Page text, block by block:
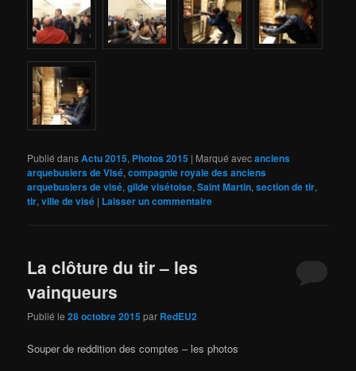
Publié dansActu 2015, Photos 2015 | Marqué avecanciens
arquebusiers de Visé,compagnie royale des anciens
arquebusiers de visé,gilde visétoise,Saint Martin,section de tir,
tir,ville de visé | Laisser un commentaire
La clôture du tir – les
vainqueurs
Publié le28 octobre 2015 par RedEU2
Souper de reddition des comptes – les photos